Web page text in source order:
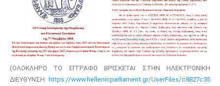
(ΟΛΟΚΛΗΡΟ ΤΟ ΕΓΓΡΑΦΟ ΒΡΙΣΚΕΤΑΙ ΣΤΗΝ ΗΛΕΚΤΡΟΝΙΚΗ
ΔΙΕΥΘΥΝΣΗ: https://www.hellenicparliament.gr/UserFiles/c8827c35